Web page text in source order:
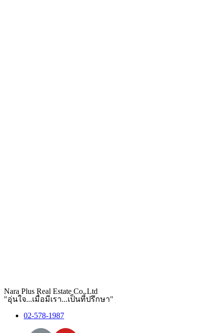
Nara Plus Real Estate Co,.Ltd
"อุ่นใจ...เมื่อมีเรา...เป็นที่ปรึกษา"
02-578-1987